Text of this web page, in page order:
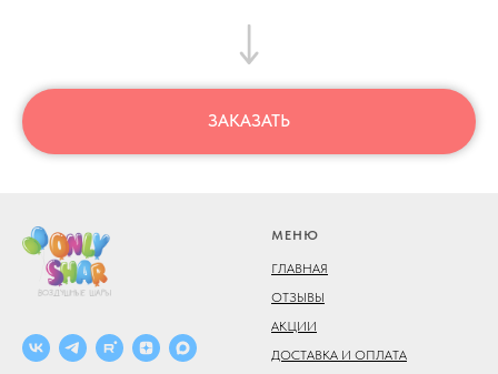
ЗАКАЗАТЬ
МЕНЮ
ГЛАВНАЯ
ОТЗЫВЫ
АКЦИИ
ДОСТАВКА И ОПЛАТА